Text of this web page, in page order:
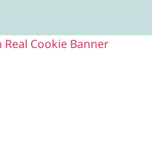
Cookie Banner